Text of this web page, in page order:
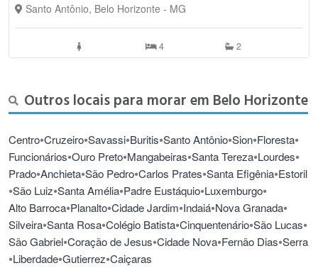
Santo Antônio, Belo Horizonte - MG
4 2
Outros locais para morar em Belo Horizonte
Centro•Cruzeiro•Savassi•Buritis•Santo Antônio•Sion•Floresta•
Funcionários•Ouro Preto•Mangabeiras•Santa Tereza•Lourdes•
Prado•Anchieta•São Pedro•Carlos Prates•Santa Efigênia•Estoril
•São Luiz•Santa Amélia•Padre Eustáquio•Luxemburgo•
Alto Barroca•Planalto•Cidade Jardim•Indaiá•Nova Granada•
Silveira•Santa Rosa•Colégio Batista•Cinquentenário•São Lucas•
São Gabriel•Coração de Jesus•Cidade Nova•Fernão Dias•Serra
•Liberdade•Gutierrez•Caiçaras